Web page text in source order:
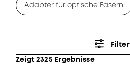
Adapter für optische Fasern
Filter
Zeigt 2325 Ergebnisse